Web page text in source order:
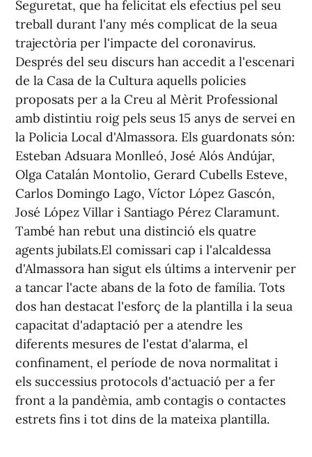
Seguretat, que ha felicitat els efectius pel seu
treball durant l'any més complicat de la seua
trajectòria per l'impacte del coronavirus.
Després del seu discurs han accedit a l'escenari
de la Casa de la Cultura aquells policies
proposats per a la Creu al Mèrit Professional
amb distintiu roig pels seus 15 anys de servei en
la Policia Local d'Almassora. Els guardonats són:
Esteban Adsuara Monlleó, José Alós Andújar,
Olga Catalán Montolio, Gerard Cubells Esteve,
Carlos Domingo Lago, Víctor López Gascón,
José López Villar i Santiago Pérez Claramunt.
També han rebut una distinció els quatre
agents jubilats.El comissari cap i l'alcaldessa
d'Almassora han sigut els últims a intervenir per
a tancar l'acte abans de la foto de família. Tots
dos han destacat l'esforç de la plantilla i la seua
capacitat d'adaptació per a atendre les
diferents mesures de l'estat d'alarma, el
confinament, el període de nova normalitat i
els successius protocols d'actuació per a fer
front a la pandèmia, amb contagis o contactes
estrets fins i tot dins de la mateixa plantilla.